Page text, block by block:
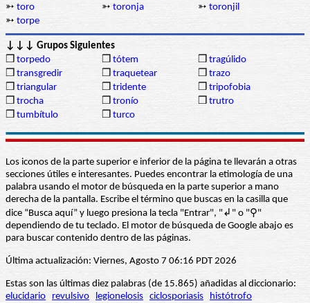
➳ toro ➳ toronja ➳ toronjil
➳ torpe
↓↓↓ Grupos Siguientes
❒ torpedo ❒ tótem ❒ tragúlido
❒ transgredir ❒ traquetear ❒ trazo
❒ triangular ❒ tridente ❒ tripofobia
❒ trocha ❒ tronío ❒ trutro
❒ tumbítulo ❒ turco
Los iconos de la parte superior e inferior de la página te llevarán a otras
secciones útiles e interesantes. Puedes encontrar la etimología de una
palabra usando el motor de búsqueda en la parte superior a mano
derecha de la pantalla. Escribe el término que buscas en la casilla que
dice “Busca aquí” y luego presiona la tecla "Entrar", "↲" o "⚲"
dependiendo de tu teclado. El motor de búsqueda de Google abajo es
para buscar contenido dentro de las páginas.
Última actualización: Viernes, Agosto 7 06:16 PDT 2026
Estas son las últimas diez palabras (de 15.865) añadidas al diccionario:
elucidario
revulsivo legionelosis ciclosporiasis
histótrofo